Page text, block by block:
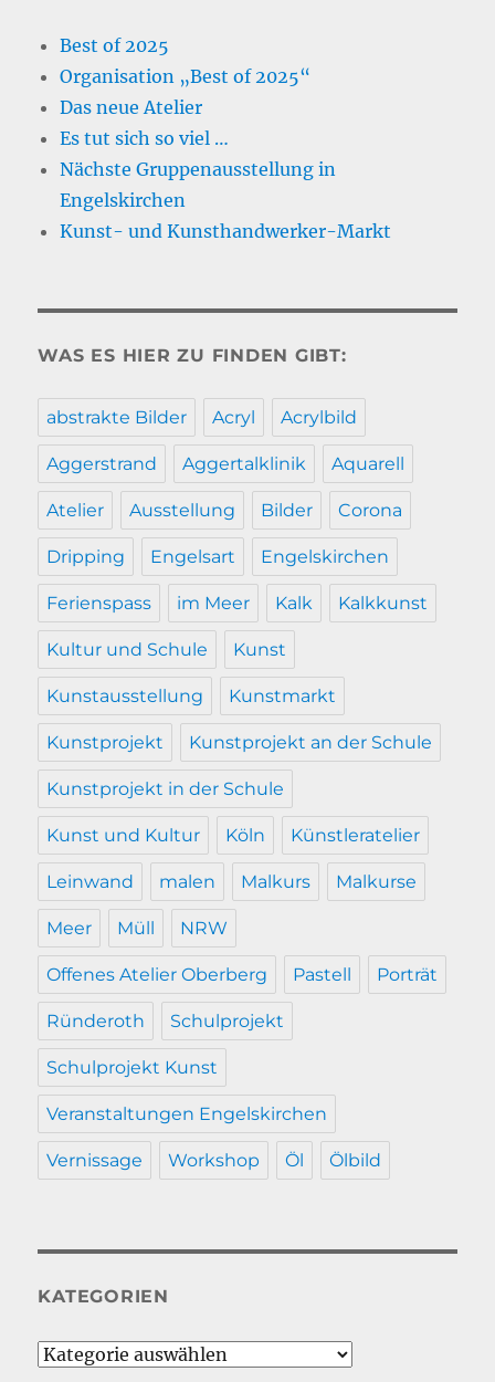
Best of 2025
Organisation „Best of 2025“
Das neue Atelier
Es tut sich so viel …
Nächste Gruppenausstellung in
Engelskirchen
Kunst- und Kunsthandwerker-Markt
WAS ES HIER ZU FINDEN GIBT:
abstrakte Bilder Acryl Acrylbild
Aggerstrand Aggertalklinik Aquarell
Atelier Ausstellung Bilder Corona
Dripping Engelsart Engelskirchen
Ferienspass im Meer Kalk Kalkkunst
Kultur und Schule Kunst
Kunstausstellung Kunstmarkt
Kunstprojekt Kunstprojekt an der Schule
Kunstprojekt in der Schule
Kunst und Kultur Köln Künstleratelier
Leinwand malen Malkurs Malkurse
Meer Müll NRW
Offenes Atelier Oberberg Pastell Porträt
Ründeroth Schulprojekt
Schulprojekt Kunst
Veranstaltungen Engelskirchen
Vernissage Workshop Öl Ölbild
KATEGORIEN
Kategorien